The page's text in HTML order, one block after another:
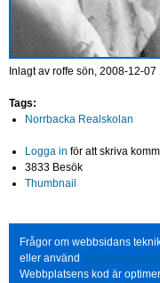
Inlagt av roffe sön, 2008-12-07
Tags:
Norrbacka Realskolan
Logga in för att skriva
3833 Besök
Thumbnail
Frågor om webbsidans
eller använd http://
Webbplatsens kod är